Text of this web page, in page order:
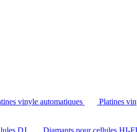
vinyle automatiques Platines
DJ Diamants pour cellules HI-FI